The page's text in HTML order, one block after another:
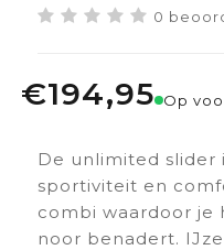
0
€194,95 Op
De unlimited slider
sportiviteit en
combi waardoor je
noor benadert.